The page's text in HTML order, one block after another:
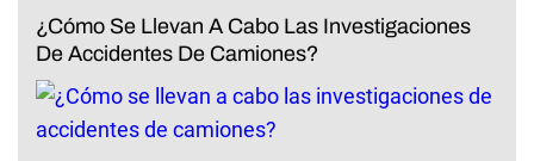
¿Cómo Se Llevan A Cabo Las Investigaciones
De Accidentes De Camiones?